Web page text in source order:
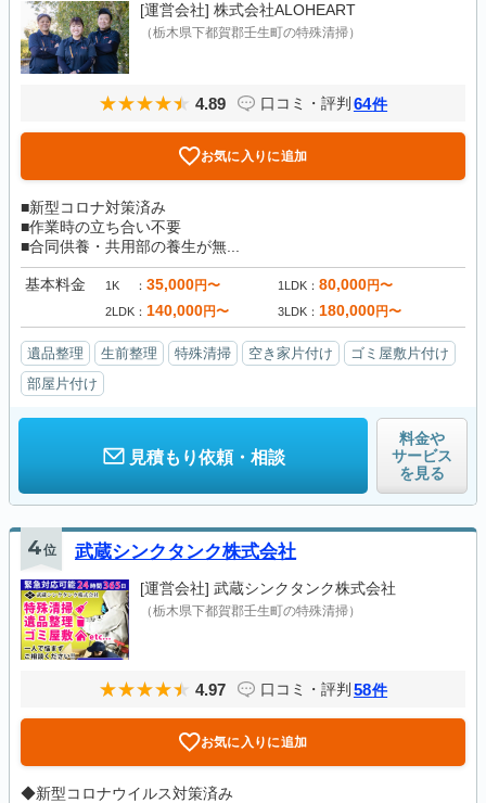
[運営会社] 株式会社ALOHEART
（栃木県下都賀郡壬生町の特殊清掃）
4.89 口コミ・評判 64件
お気に入りに追加
■新型コロナ対策済み
■作業時の立ち合い不要
■合同供養・共用部の養生が無...
基本料金 1K 35,000円〜 1LDK 80,000円〜
2LDK 140,000円〜 3LDK 180,000円〜
遺品整理 生前整理 特殊清掃 空き家片付け
ゴミ屋敷片付け
部屋片付け
見積もり依頼・相談
料金や
サービス
を見る
4位 武蔵シンクタンク株式会社
[運営会社] 武蔵シンクタンク株式会社
（栃木県下都賀郡壬生町の特殊清掃）
4.97 口コミ・評判 58件
お気に入りに追加
◆新型コロナウイルス対策済み